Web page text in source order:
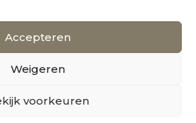
Accepteren
Weigeren
voorkeuren
doorZakelijk Bereikbaar
voorbehouden